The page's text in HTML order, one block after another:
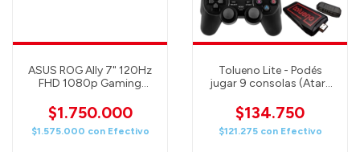
ASUS ROG Ally 7" 120Hz
FHD 1080p Gaming
Z1 Extreme Processor -
512GB - White
$1.750.000
$1.575.000 con Efectivo
Tolueno Lite - Podés
jugar 9 consolas (Atari,
Gameboy, Gameboy
Color, Gameboy
Advance, MAME,
$134.750
$121.275 con Efectivo